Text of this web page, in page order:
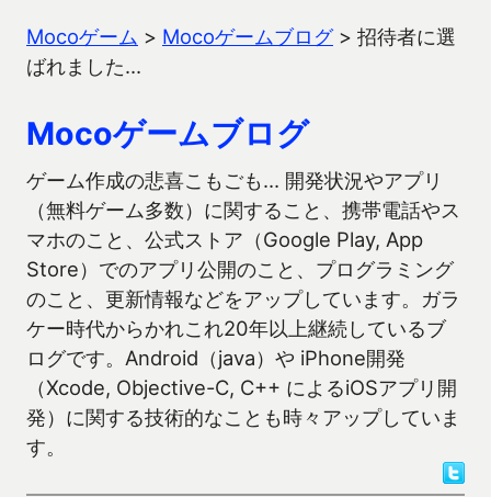
Mocoゲーム > Mocoゲームブログ> 招待者に選
ばれました…
Mocoゲームブログ
ゲーム作成の悲喜こもごも… 開発状況やアプリ
（無料ゲーム多数）に関すること、携帯電話やス
マホのこと、公式ストア（Google Play, App
Store）でのアプリ公開のこと、プログラミング
のこと、更新情報などをアップしています。ガラ
ケー時代からかれこれ20年以上継続しているブ
ログです。Android（java）や iPhone開発
（Xcode, Objective-C, C++ によるiOSアプリ開
発）に関する技術的なことも時々アップしていま
す。